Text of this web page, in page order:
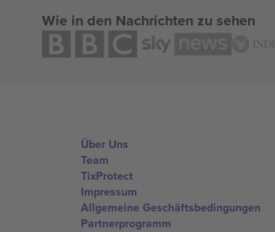
Wie in den Nachrichten zu sehen
Über Uns
Team
TixProtect
Impressum
Allgemeine Geschäftsbedingungen
Partnerprogramm